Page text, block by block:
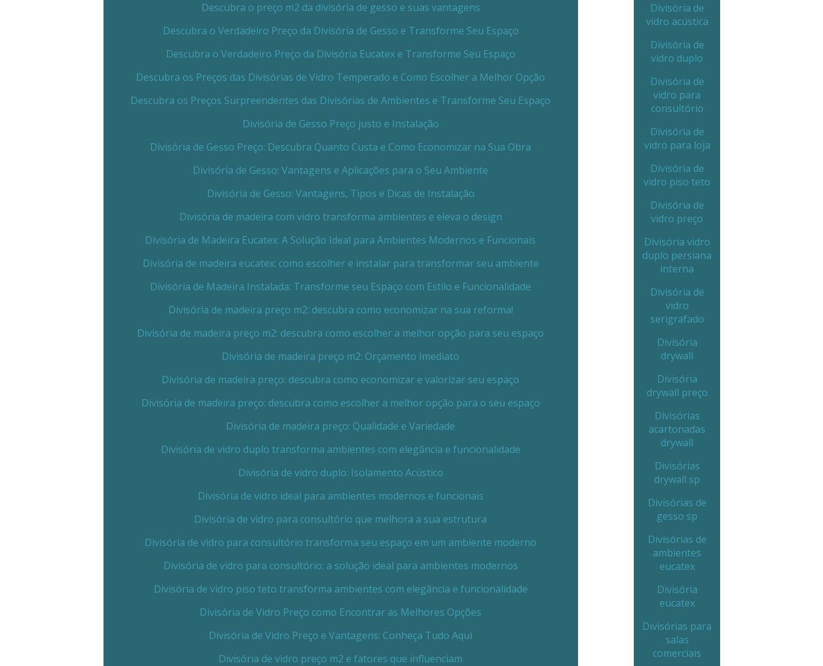
Descubra o preço m2 da divisória de gesso e suas vantagens
Descubra o Verdadeiro Preço da Divisória de Gesso e Transforme Seu Espaço
Descubra o Verdadeiro Preço da Divisória Eucatex e Transforme Seu Espaço
Descubra os Preços das Divisórias de Vidro Temperado e Como Escolher a Melhor Opção
Descubra os Preços Surpreendentes das Divisórias de Ambientes e Transforme Seu Espaço
Divisória de Gesso Preço justo e Instalação
Divisória de Gesso Preço: Descubra Quanto Custa e Como Economizar na Sua Obra
Divisória de Gesso: Vantagens e Aplicações para o Seu Ambiente
Divisória de Gesso: Vantagens, Tipos e Dicas de Instalação
Divisória de madeira com vidro transforma ambientes e eleva o design
Divisória de Madeira Eucatex: A Solução Ideal para Ambientes Modernos e Funcionais
Divisória de madeira eucatex: como escolher e instalar para transformar seu ambiente
Divisória de Madeira Instalada: Transforme seu Espaço com Estilo e Funcionalidade
Divisória de madeira preço m2: descubra como economizar na sua reforma!
Divisória de madeira preço m2: descubra como escolher a melhor opção para seu espaço
Divisória de madeira preço m2: Orçamento Imediato
Divisória de madeira preço: descubra como economizar e valorizar seu espaço
Divisória de madeira preço: descubra como escolher a melhor opção para o seu espaço
Divisória de madeira preço: Qualidade e Variedade
Divisória de vidro duplo transforma ambientes com elegância e funcionalidade
Divisória de vidro duplo: Isolamento Acústico
Divisória de vidro ideal para ambientes modernos e funcionais
Divisória de vidro para consultório que melhora a sua estrutura
Divisória de vidro para consultório transforma seu espaço em um ambiente moderno
Divisória de vidro para consultório: a solução ideal para ambientes modernos
Divisória de vidro piso teto transforma ambientes com elegância e funcionalidade
Divisória de Vidro Preço como Encontrar as Melhores Opções
Divisória de Vidro Preço e Vantagens: Conheça Tudo Aqui
Divisória de vidro preço m2 e fatores que influenciam
Divisória de
vidro acústica
Divisória de
vidro duplo
Divisória de
vidro para
consultório
Divisória de
vidro para loja
Divisória de
vidro piso teto
Divisória de
vidro preço
Divisória vidro
duplo persiana
interna
Divisória de
vidro
serigrafado
Divisória
drywall
Divisória
drywall preço
Divisórias
acartonadas
drywall
Divisórias
drywall sp
Divisórias de
gesso sp
Divisórias de
ambientes
eucatex
Divisória
eucatex
Divisórias para
salas
comerciais